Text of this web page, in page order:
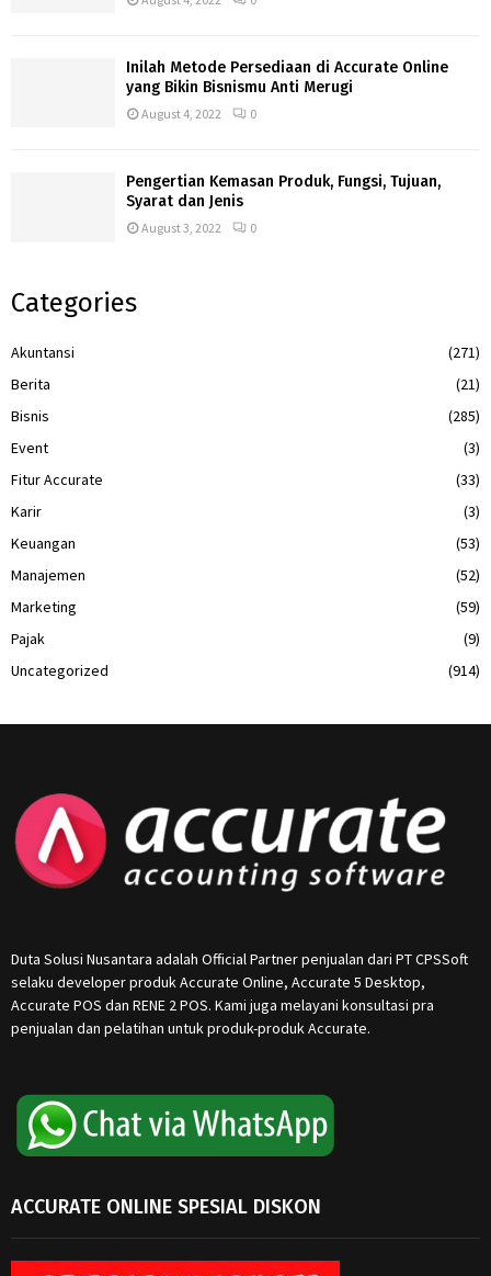
Inilah Metode Persediaan di Accurate Online
yang Bikin Bisnismu Anti Merugi
August 4, 2022 0
Pengertian Kemasan Produk, Fungsi, Tujuan,
Syarat dan Jenis
August 3, 2022 0
Categories
Akuntansi
(271)
Berita
(21)
Bisnis
(285)
Event
(3)
Fitur Accurate
(33)
Karir
(3)
Keuangan
(53)
Manajemen
(52)
Marketing
(59)
Pajak
(9)
Uncategorized
(914)
Duta Solusi Nusantara adalah Official Partner penjualan dari PT CPSSoft
selaku developer produk Accurate Online, Accurate 5 Desktop,
Accurate POS dan RENE 2 POS. Kami juga melayani konsultasi pra
penjualan dan pelatihan untuk produk-produk Accurate.
ACCURATE ONLINE SPESIAL DISKON